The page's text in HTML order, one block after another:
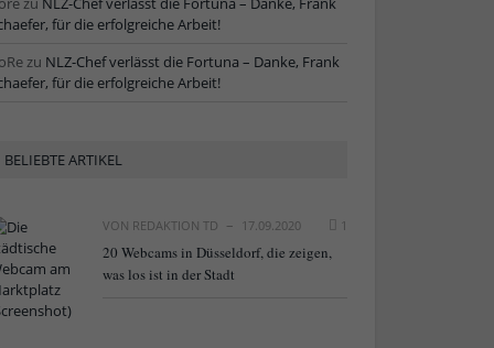
für die erfolgreiche Arbeit!
zu NLZ-Chef verlässt die Fortuna – Danke, Frank
für die erfolgreiche Arbeit!
BELIEBTE ARTIKEL
VON REDAKTION TD 17.09.2020 1
20 Webcams in Düsseldorf, die zeigen,
was los ist in der Stadt